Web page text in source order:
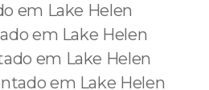
em Lake Helen
em Lake Helen
em Lake Helen
em Lake Helen